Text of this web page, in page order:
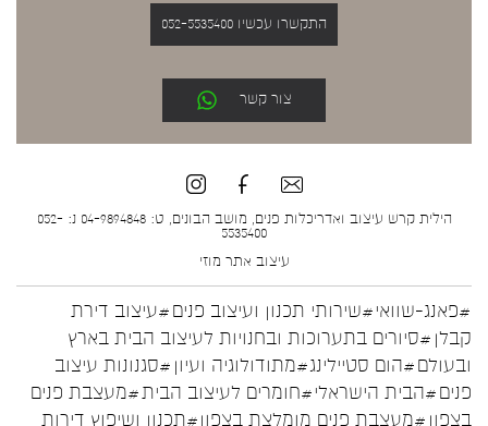
התקשרו עכשיו 052-5535400
צור קשר
הילית קרש עיצוב ואדריכלות פנים, מושב הבונים, ט: 04-9894848 נ: 052-
5535400
עיצוב אתר מוזי
#פאנג-שוואי#שירותי תכנון ועיצוב פנים#עיצוב דירת
קבלן #סיורים בתערוכות ובחנויות לעיצוב הבית בארץ
ובעולם#הום סטיילינג#מתודולוגיה ועיון #סגנונות עיצוב
פנים#הבית הישראלי#חומרים לעיצוב הבית#מעצבת פנים
בצפון #מעצבת פנים מומלצת בצפון#תכנון ושיפוץ דירות